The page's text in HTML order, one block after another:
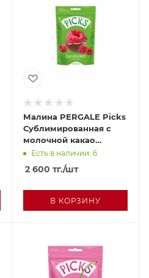
Малина PERGALE Picks
Сублимированная с
молочной какао
глазурью 90г
Есть в наличии: 6
2 600 тг./шт
В КОРЗИНУ